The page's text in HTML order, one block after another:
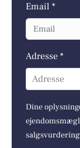
Email *
Adresse *
Adresse
Dine